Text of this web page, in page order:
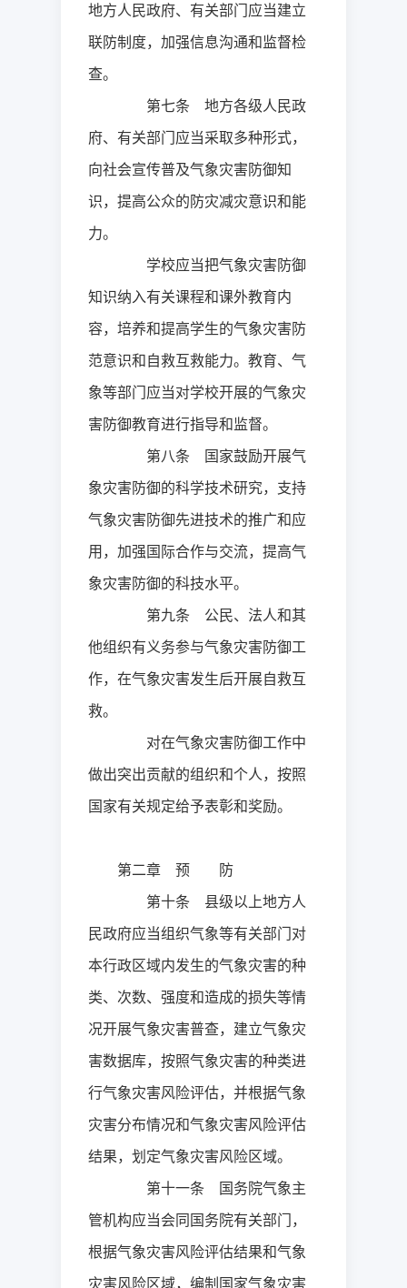
地方人民政府、有关部门应当建立
联防制度，加强信息沟通和监督检
查。
第七条 地方各级人民政
府、有关部门应当采取多种形式，
向社会宣传普及气象灾害防御知
识，提高公众的防灾减灾意识和能
力。
学校应当把气象灾害防御
知识纳入有关课程和课外教育内
容，培养和提高学生的气象灾害防
范意识和自救互救能力。教育、气
象等部门应当对学校开展的气象灾
害防御教育进行指导和监督。
第八条 国家鼓励开展气
象灾害防御的科学技术研究，支持
气象灾害防御先进技术的推广和应
用，加强国际合作与交流，提高气
象灾害防御的科技水平。
第九条 公民、法人和其
他组织有义务参与气象灾害防御工
作，在气象灾害发生后开展自救互
救。
对在气象灾害防御工作中
做出突出贡献的组织和个人，按照
国家有关规定给予表彰和奖励。
第二章 预 防
第十条 县级以上地方人
民政府应当组织气象等有关部门对
本行政区域内发生的气象灾害的种
类、次数、强度和造成的损失等情
况开展气象灾害普查，建立气象灾
害数据库，按照气象灾害的种类进
行气象灾害风险评估，并根据气象
灾害分布情况和气象灾害风险评估
结果，划定气象灾害风险区域。
第十一条 国务院气象主
管机构应当会同国务院有关部门，
根据气象灾害风险评估结果和气象
灾害风险区域，编制国家气象灾害